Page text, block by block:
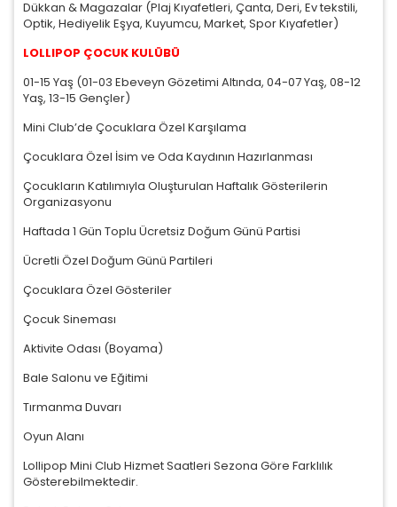
Dükkan & Magazalar (Plaj Kıyafetleri, Çanta, Deri, Ev tekstili,
Optik, Hediyelik Eşya, Kuyumcu, Market, Spor Kıyafetler)
LOLLIPOP ÇOCUK KULÜBÜ
01-15 Yaş (01-03 Ebeveyn Gözetimi Altında, 04-07 Yaş, 08-12
Yaş, 13-15 Gençler)
Mini Club’de Çocuklara Özel Karşılama
Çocuklara Özel İsim ve Oda Kaydının Hazırlanması
Çocukların Katılımıyla Oluşturulan Haftalık Gösterilerin
Organizasyonu
Haftada 1 Gün Toplu Ücretsiz Doğum Günü Partisi
Ücretli Özel Doğum Günü Partileri
Çocuklara Özel Gösteriler
Çocuk Sineması
Aktivite Odası (Boyama)
Bale Salonu ve Eğitimi
Tırmanma Duvarı
Oyun Alanı
Lollipop Mini Club Hizmet Saatleri Sezona Göre Farklılık
Gösterebilmektedir.